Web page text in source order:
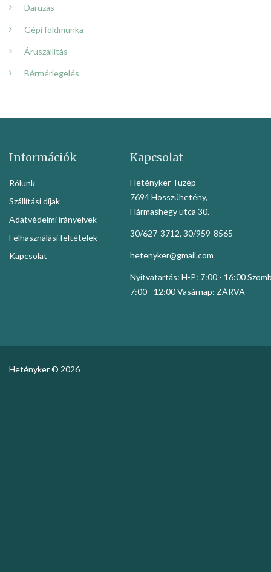
Daruzás
Gépi földmunka
Áruszállítás
Bérmérlegelés
Információk
Rólunk
Szállítási díjak
Adatvédelmi irányelvek
Felhasználási feltételek
Kapcsolat
Kapcsolat
Hetényker Tüzép
7694 Hosszúhetény,
Hármashegy utca 30.
30/627-3712, 30/959-8565
hetenyker@gmail.com
Nyitvatartás: H-P: 7:00 - 16:00
7:00 - 12:00 Vasárnap: ZÁRVA
Hetényker © 2026